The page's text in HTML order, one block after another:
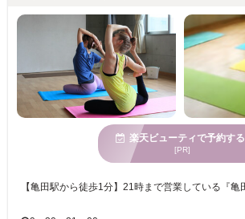
楽天ビューティで予約する
[PR]